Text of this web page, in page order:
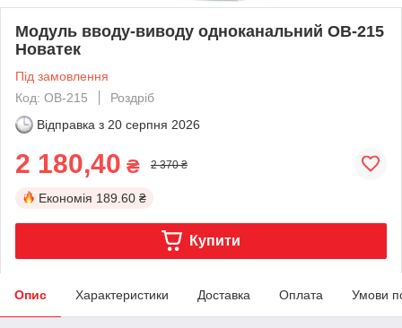
Модуль вводу-виводу одноканальний OB-215
Новатек
Під замовлення
Код: OB-215
Роздріб
Відправка з 20 серпня 2026
2 180,40 ₴ 2 370 ₴
Економія 189.60 ₴
Купити
Опис Характеристики Доставка Оплата Умови